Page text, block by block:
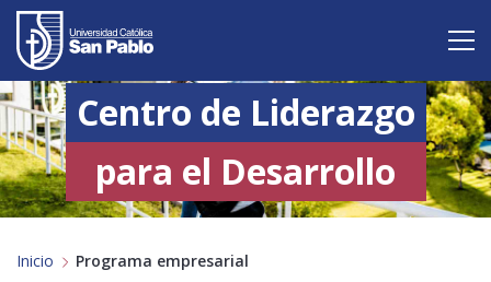
Vive San Pablo
Admisión
Carreras
Postgrado
Centro de Liderazgo
para el Desarrollo
Inicio Programa empresarial